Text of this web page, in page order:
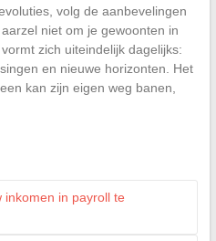
volg de aanbevelingen
niet om je gewoonten in
zich uiteindelijk dagelijks:
en nieuwe horizonten. Het
kan zijn eigen weg banen,
inkomen in payroll te